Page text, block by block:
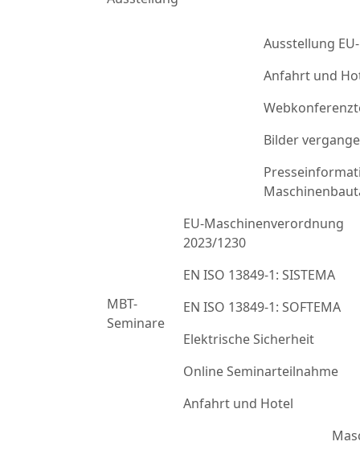
Ausstellung
Anfahrt und
Bilder
MBT-
Seminare
EU-Maschinenverordnung
2023/1230
EN ISO 13849-1: SISTEMA
EN ISO 13849-1: SOFTEMA
Elektrische Sicherheit
Online Seminarteilnahme
Anfahrt und Hotel